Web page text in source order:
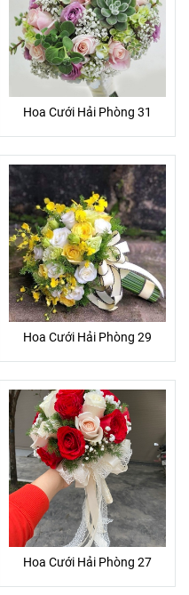
Hoa Cưới Hải Phòng 31
Hoa Cưới Hải Phòng 29
Hoa Cưới Hải Phòng 27